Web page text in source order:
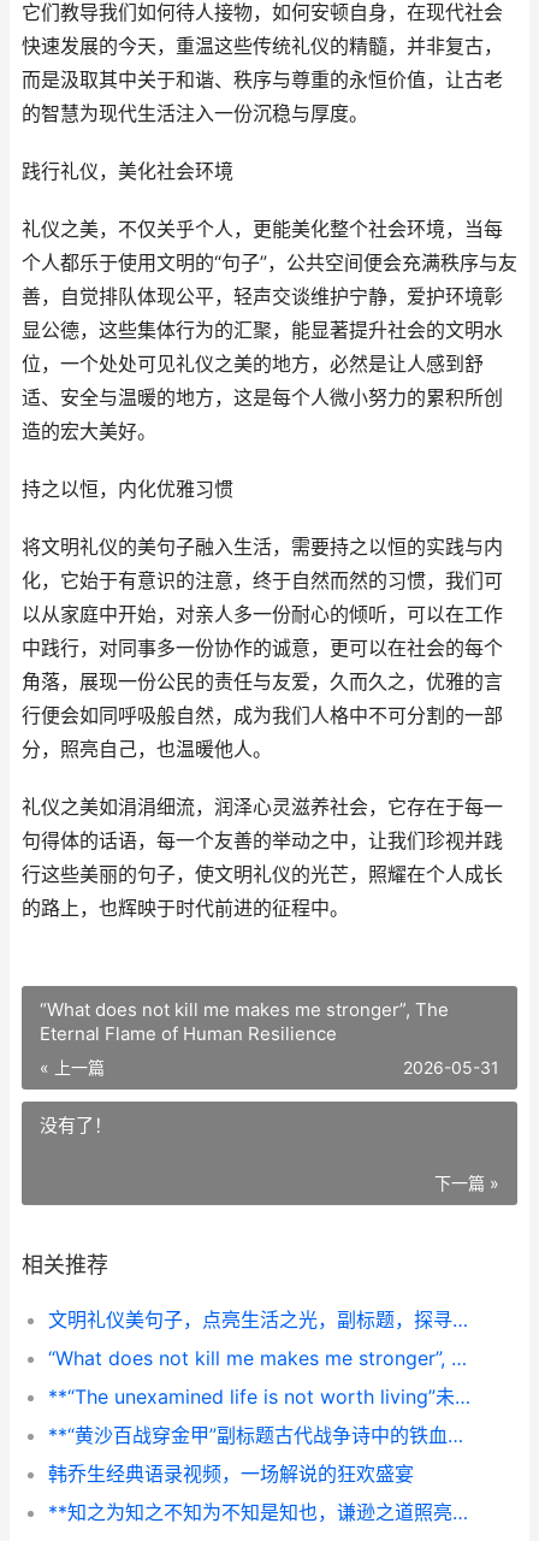
它们教导我们如何待人接物，如何安顿自身，在现代社会
快速发展的今天，重温这些传统礼仪的精髓，并非复古，
而是汲取其中关于和谐、秩序与尊重的永恒价值，让古老
的智慧为现代生活注入一份沉稳与厚度。
践行礼仪，美化社会环境
礼仪之美，不仅关乎个人，更能美化整个社会环境，当每
个人都乐于使用文明的“句子”，公共空间便会充满秩序与友
善，自觉排队体现公平，轻声交谈维护宁静，爱护环境彰
显公德，这些集体行为的汇聚，能显著提升社会的文明水
位，一个处处可见礼仪之美的地方，必然是让人感到舒
适、安全与温暖的地方，这是每个人微小努力的累积所创
造的宏大美好。
持之以恒，内化优雅习惯
将文明礼仪的美句子融入生活，需要持之以恒的实践与内
化，它始于有意识的注意，终于自然而然的习惯，我们可
以从家庭中开始，对亲人多一份耐心的倾听，可以在工作
中践行，对同事多一份协作的诚意，更可以在社会的每个
角落，展现一份公民的责任与友爱，久而久之，优雅的言
行便会如同呼吸般自然，成为我们人格中不可分割的一部
分，照亮自己，也温暖他人。
礼仪之美如涓涓细流，润泽心灵滋养社会，它存在于每一
句得体的话语，每一个友善的举动之中，让我们珍视并践
行这些美丽的句子，使文明礼仪的光芒，照耀在个人成长
的路上，也辉映于时代前进的征程中。
“What does not kill me makes me stronger”, The
Eternal Flame of Human Resilience
« 上一篇 2026-05-31
没有了！
下一篇 »
相关推荐
文明礼仪美句子，点亮生活之光，副标题，探寻言行中的优雅真谛
“What does not kill me makes me stronger”, The Eternal Flame of Human Resilience
**“The unexamined life is not worth living”未经审视的人生不值得活,探寻生命意义的永恒追问**
**“黄沙百战穿金甲”副标题古代战争诗中的铁血与柔情**
韩乔生经典语录视频，一场解说的狂欢盛宴
**知之为知之不知为不知是知也，谦逊之道照亮求知之路**